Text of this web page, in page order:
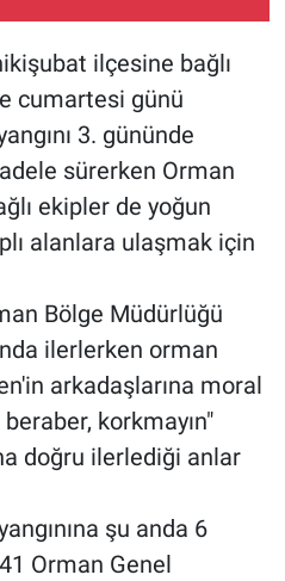
ilçesine bağlı
cumartesi günü
3. gününde
sürerken Orman
ekipler de yoğun
alanlara ulaşmak için
Bölge Müdürlüğü
ilerlerken orman
arkadaşlarına moral
korkmayın"
doğru ilerlediği anlar
şu anda 6
Orman Genel